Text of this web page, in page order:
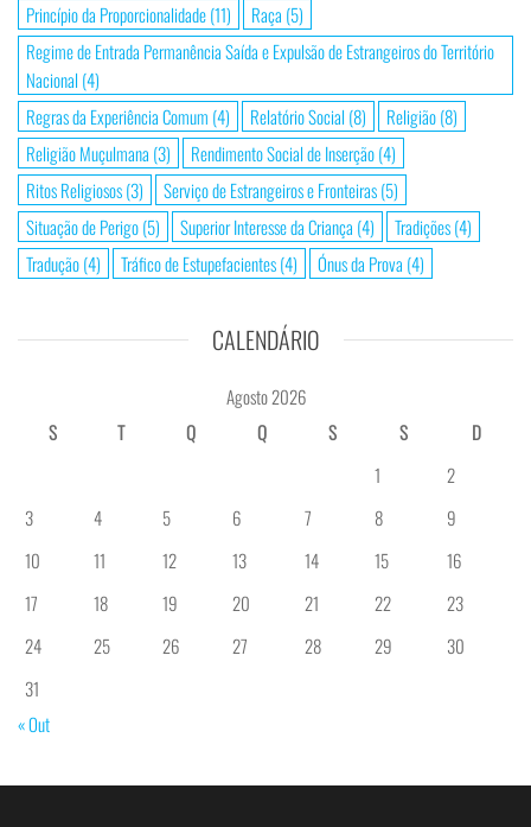
Princípio da Proporcionalidade(11) Raça (5)
Regime de Entrada Permanência Saída e Expulsão de Estrangeiros do Território
Nacional (4)
Regras da Experiência Comum (4) Relatório Social (8) Religião(8)
Religião Muçulmana (3) Rendimento Social de Inserção(4)
Ritos Religiosos(3) Serviço de Estrangeiros e Fronteiras(5)
Situação de Perigo(5) Superior Interesse da Criança (4) Tradições(4)
Tradução(4) Tráfico de Estupefacientes(4) Ónus da Prova (4)
CALENDÁRIO
Agosto 2026
S
T Q Q S S
D
1
2
3
4 5 6 7 8
9
10
11 12 13 14 15
16
17
18 19 20 21 22
23
24
25 26 27 28 29
30
31
« Out